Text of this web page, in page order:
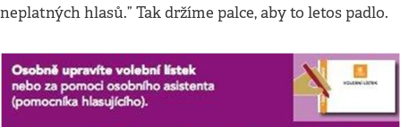
neplatných hlasů.” Tak držíme palce, aby to letos padlo.